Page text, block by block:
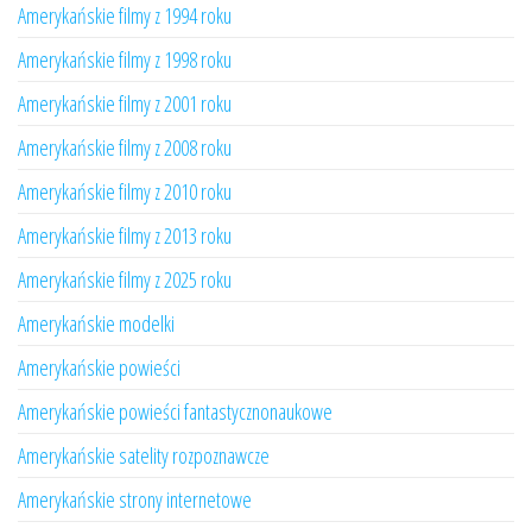
Amerykańskie filmy z 1994 roku
Amerykańskie filmy z 1998 roku
Amerykańskie filmy z 2001 roku
Amerykańskie filmy z 2008 roku
Amerykańskie filmy z 2010 roku
Amerykańskie filmy z 2013 roku
Amerykańskie filmy z 2025 roku
Amerykańskie modelki
Amerykańskie powieści
Amerykańskie powieści fantastycznonaukowe
Amerykańskie satelity rozpoznawcze
Amerykańskie strony internetowe